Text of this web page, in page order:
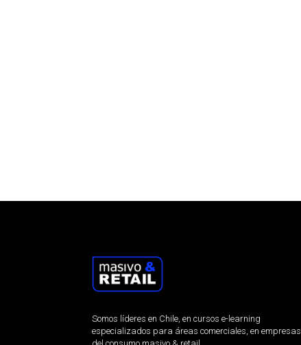
Somos líderes en Chile, en cursos e-learning
especializados para áreas comerciales, en empresas